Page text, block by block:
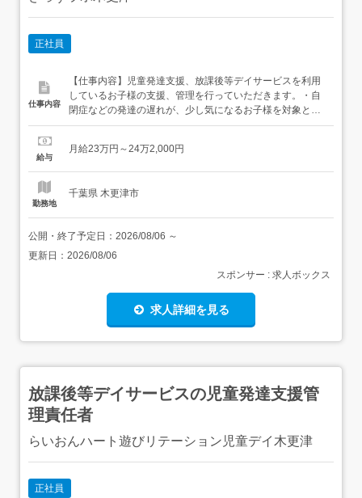
正社員
仕事内容
【仕事内容】児童発達支援、放課後等デイサービスを利用
しているお子様の支援、管理を行っていただきます。・自
閉症などの発達の遅れが、少し気になるお子様を対象とし
ています。・日常生活支援、療育活動、学習支援(宿題サポ
迎業務(ワンボックス車・軽自動車の運転)・介護サービ
給与
月給23万円～24万2,000円
勤務地
千葉県 木更津市
公開・終了予定日： 2026/08/06 ～
更新日： 2026/08/06
スポンサー : 求人ボックス
求人詳細を見る
放課後等デイサービスの児童発達支援管
理責任者
らいおんハート遊びリテーション児童デイ木更津
正社員